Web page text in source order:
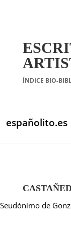
ÍNDICE BIO-
españolito.es
Seudónimo de